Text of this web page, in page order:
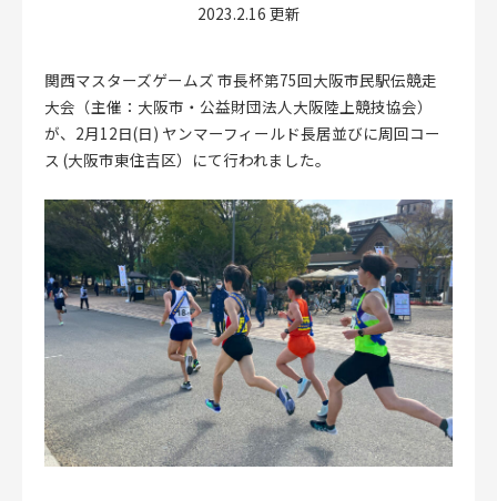
新着情報
CLOSE
2023.2.16 更新
関西マスターズゲームズ 市長杯第75回大阪市民駅伝競走
大会（主催：大阪市・公益財団法人大阪陸上競技協会）
が、2月12日(日) ヤンマーフィールド⻑居並びに周回コー
ス (大阪市東住吉区）にて行われました。